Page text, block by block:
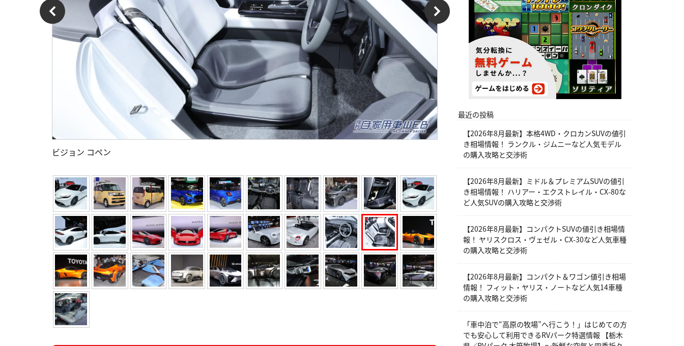
ビジョン コペン
最近の投稿
【2026年8月最新】本格4WD・クロカンSUVの値引
き相場情報！ ランクル・ジムニーなど人気モデル
の購入攻略と交渉術
【2026年8月最新】ミドル＆プレミアムSUVの値引
き相場情報！ ハリアー・エクストレイル・CX-80な
ど人気SUVの購入攻略と交渉術
【2026年8月最新】コンパクトSUVの値引き相場情
報！ ヤリスクロス・ヴェゼル・CX-30など人気車種
の購入攻略と交渉術
【2026年8月最新】コンパクト＆ワゴン値引き相場
情報！ フィット・ヤリス・ノートなど人気14車種
の購入攻略と交渉術
「車中泊で“高原の牧場”へ行こう！」はじめての方
でも安心して利用できるRVパーク特選情報 【栃木